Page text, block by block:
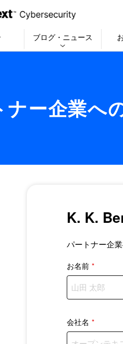
ブログ・ニュース
ナー企業へ
K. K.
パートナー企
お名前 *
会社名 *